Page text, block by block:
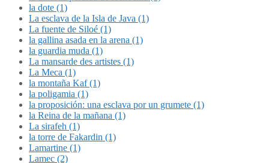
la dote (1)
La esclava de la Isla de Java (1)
La fuente de Siloé (1)
la gallina asada en la arena (1)
la guardia muda (1)
La mansarde des artistes (1)
La Meca (1)
la montaña Kaf (1)
la poligamia (1)
la proposición: una esclava por un grumete (1)
la Reina de la mañana (1)
La sirafeh (1)
la torre de Fakardin (1)
Lamartine (1)
Lamec (2)